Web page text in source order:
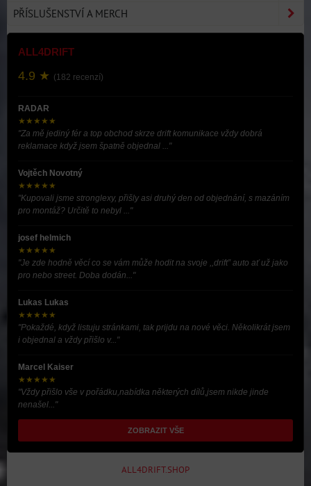
PŘÍSLUŠENSTVÍ A MERCH
ALL4DRIFT
4.9 ★ (182 recenzí)
RADAR
★★★★★
"Za mě jediný fér a top obchod skrze drift komunikace vždy dobrá
reklamace když jsem špatně objednal ..."
Vojtěch Novotný
★★★★★
"Kupovali jsme stronglexy, přišly asi druhý den od objednání, s mazáním
pro montáž? Určitě to nebyl ..."
josef helmich
★★★★★
"Je zde hodně věcí co se vám může hodit na svoje ,,drift” auto ať už jako
pro nebo street. Doba dodán..."
Lukas Lukas
★★★★★
"Pokaždé, když listuju stránkami, tak prijdu na nové věci. Několikrát jsem
i objednal a vždy přišlo v..."
Marcel Kaiser
★★★★★
"Vždy přišlo vše v pořádku,nabídka některých dílů,jsem nikde jinde
nenašel..."
ZOBRAZIT VŠE
ALL4DRIFT.SHOP